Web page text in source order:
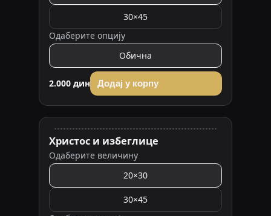
30×45
Одаберите опцију
Обична
2.000 дин Додај у корпу
Христос и избеглице
Одаберите величину
20×30
30×45